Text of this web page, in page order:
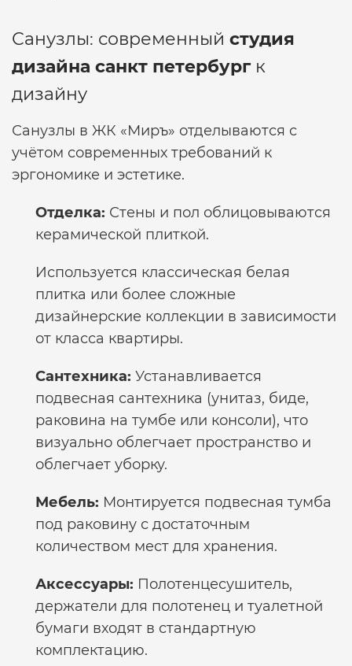
Санузлы: современный студия
дизайна санкт петербургк
дизайну
Санузлы в ЖК «Миръ» отделываются с
учётом современных требований к
эргономике и эстетике.
Отделка: Стены и пол облицовываются
керамической плиткой.
Используется классическая белая
плитка или более сложные
дизайнерские коллекции в зависимости
от класса квартиры.
Сантехника: Устанавливается
подвесная сантехника (унитаз, биде,
раковина на тумбе или консоли), что
визуально облегчает пространство и
облегчает уборку.
Мебель: Монтируется подвесная тумба
под раковину с достаточным
количеством мест для хранения.
Аксессуары: Полотенцесушитель,
держатели для полотенец и туалетной
бумаги входят в стандартную
комплектацию.